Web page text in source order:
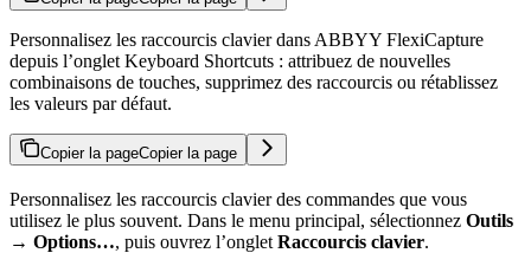
Personnalisez les raccourcis clavier dans ABBYY FlexiCapture
depuis l’onglet Keyboard Shortcuts : attribuez de nouvelles
combinaisons de touches, supprimez des raccourcis ou rétablissez
les valeurs par défaut.
Copier la pageCopier la page
Personnalisez les raccourcis clavier des commandes que vous
utilisez le plus souvent. Dans le menu principal, sélectionnez Outils
→ Options…, puis ouvrez l’onglet Raccourcis clavier.